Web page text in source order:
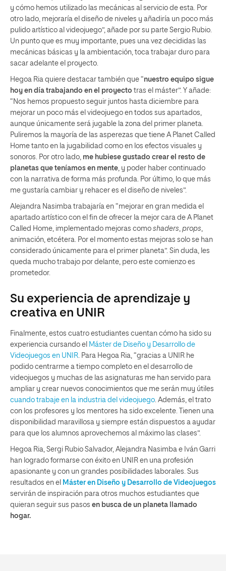
y cómo hemos utilizado las mecánicas al servicio de esta. Por
otro lado, mejoraría el diseño de niveles y añadiría un poco más
pulido artístico al videojuego”, añade por su parte Sergio Rubio.
Un punto que es muy importante, pues una vez decididas las
mecánicas básicas y la ambientación, toca trabajar duro para
sacar adelante el proyecto.
Hegoa Ria quiere destacar también que “nuestro equipo sigue
hoy en día trabajando en el proyecto tras el máster”. Y añade:
“Nos hemos propuesto seguir juntos hasta diciembre para
mejorar un poco más el videojuego en todos sus apartados,
aunque únicamente será jugable la zona del primer planeta.
Puliremos la mayoría de las asperezas que tiene A Planet Called
Home tanto en la jugabilidad como en los efectos visuales y
sonoros. Por otro lado, me hubiese gustado crear el resto de
planetas que teníamos en mente, y poder haber continuado
con la narrativa de forma más profunda. Por último, lo que más
me gustaría cambiar y rehacer es el diseño de niveles”.
Alejandra Nasimba trabajaría en “mejorar en gran medida el
apartado artístico con el fin de ofrecer la mejor cara de A Planet
Called Home, implementado mejoras como shaders, props,
animación, etcétera. Por el momento estas mejoras solo se han
considerado únicamente para el primer planeta”. Sin duda, les
queda mucho trabajo por delante, pero este comienzo es
prometedor.
Su experiencia de aprendizaje y
creativa en UNIR
Finalmente, estos cuatro estudiantes cuentan cómo ha sido su
experiencia cursando el Máster de Diseño y Desarrollo de
Videojuegos en UNIR. Para Hegoa Ria, “gracias a UNIR he
podido centrarme a tiempo completo en el desarrollo de
videojuegos y muchas de las asignaturas me han servido para
ampliar y crear nuevos conocimientos que me serán muy útiles
cuando trabaje en la industria del videojuego. Además, el trato
con los profesores y los mentores ha sido excelente. Tienen una
disponibilidad maravillosa y siempre están dispuestos a ayudar
para que los alumnos aprovechemos al máximo las clases”.
Hegoa Ria, Sergi Rubio Salvador, Alejandra Nasimba e Iván Garri
han logrado formarse con éxito en UNIR en una profesión
apasionante y con un grandes posibilidades laborales. Sus
resultados en el Máster en Diseño y Desarrollo de Videojuegos
servirán de inspiración para otros muchos estudiantes que
quieran seguir sus pasos en busca de un planeta llamado
hogar.